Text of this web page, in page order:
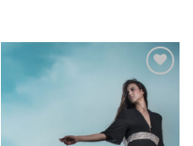
Add to
wishlist